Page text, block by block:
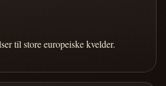
til store europeiske kvelder.